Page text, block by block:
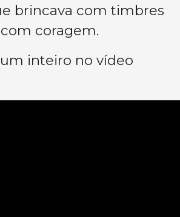
brincava com timbres
coragem.
inteiro no vídeo